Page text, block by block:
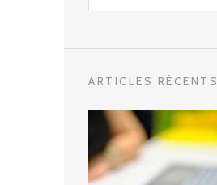
ARTICLES RÉCENTS